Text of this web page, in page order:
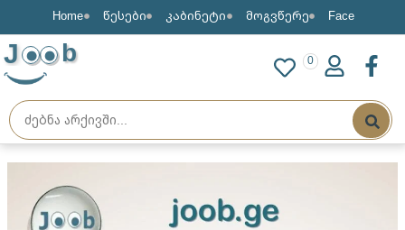
Home წესები კაბინეტი მოგვწერე Face
J b 0